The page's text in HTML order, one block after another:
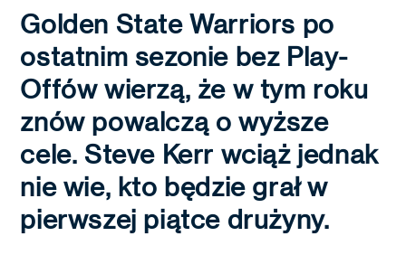
Golden State Warriors po
ostatnim sezonie bez Play-
Offów wierzą, że w tym roku
znów powalczą o wyższe
cele. Steve Kerr wciąż jednak
nie wie, kto będzie grał w
pierwszej piątce drużyny.